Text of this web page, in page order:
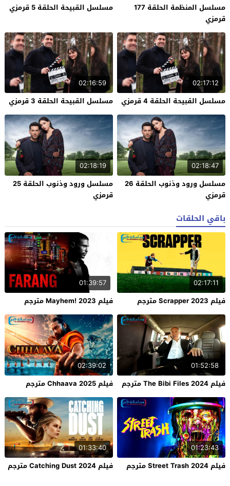
مسلسل المنظمة الحلقة 177
قرمزي
مسلسل القبيحة الحلقة 5 قرمزي
02:17:12
مسلسل القبيحة الحلقة 4 قرمزي
02:16:59
مسلسل القبيحة الحلقة 3 قرمزي
02:18:47
مسلسل ورود وذنوب الحلقة 26
قرمزي
02:18:19
مسلسل ورود وذنوب الحلقة 25
قرمزي
باقي الحلقات
02:17:11
فيلم Scrapper 2023 مترجم
01:39:57
فيلم Mayhem! 2023 مترجم
01:52:58
فيلم The Bibi Files 2024 مترجم
02:39:02
فيلم Chhaava 2025 مترجم
01:23:43
فيلم Street Trash 2024 مترجم
01:33:40
فيلم Catching Dust 2024 مترجم